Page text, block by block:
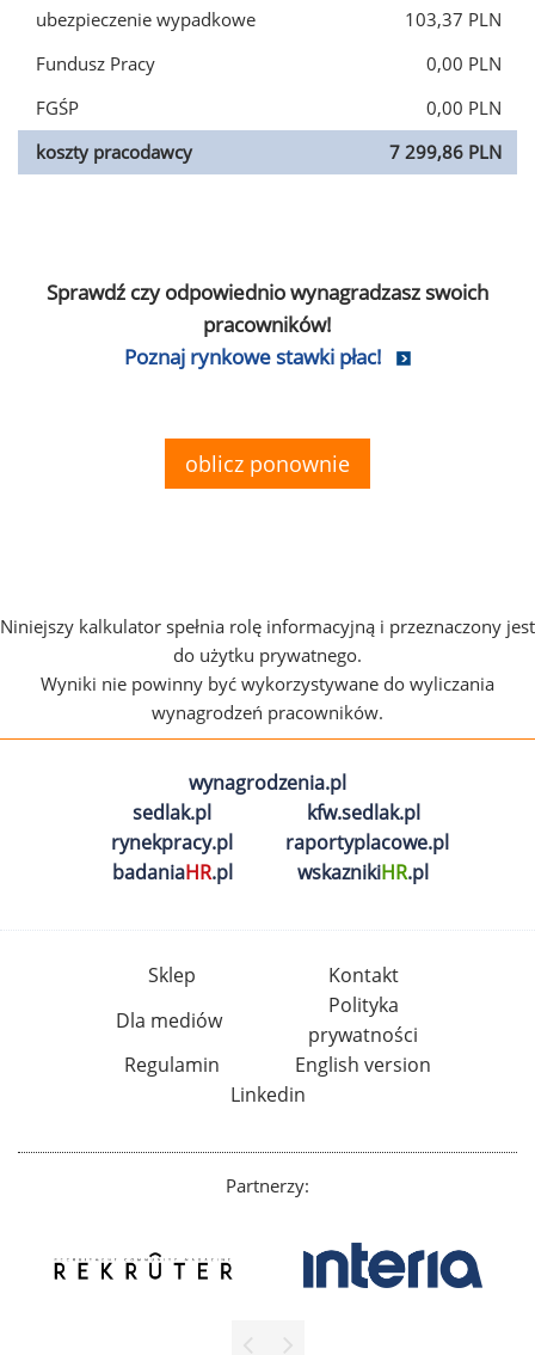
ubezpieczenie wypadkowe
103,37 PLN
Fundusz Pracy
0,00 PLN
FGŚP
0,00 PLN
koszty pracodawcy
7 299,86 PLN
Sprawdź czy odpowiednio wynagradzasz swoich
pracowników!
Poznaj rynkowe stawki płac!
oblicz ponownie
Niniejszy kalkulator spełnia rolę informacyjną i przeznaczony jest
do użytku prywatnego.
Wyniki nie powinny być wykorzystywane do wyliczania
wynagrodzeń pracowników.
wynagrodzenia.pl
sedlak.pl
kfw.sedlak.pl
rynekpracy.pl
raportyplacowe.pl
badaniaHR.pl wskaznikiHR.pl
Sklep
Kontakt
Dla mediów
Polityka
prywatności
Regulamin
English version
Linkedin
Partnerzy: